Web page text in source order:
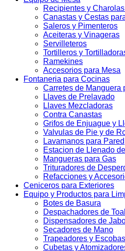
Recipientes y
Canastas y Cestas
Saleros y Pimenteros
Aceiteras y Vinageras
Servilleteros
Tortilleros y
Ramekines
Accesorios para Mesa
Fontaneria para Cocinas
Carretes de Manguera
Llaves de Prelavado
Llaves Mezcladoras
Contra Canastas
Grifos de Enjuague y
Valvulas de Pie y de
Lavamanos para Pared
Estacion de Llenado
Mangueras para Gas
Trituradores de
Refacciones y
Ceniceros para Exteriores
Equipo y Productos para
Botes de Basura
Despachadores de
Dispensadores de
Secadores de Mano
Trapeadores y Escobas
Cubetas y